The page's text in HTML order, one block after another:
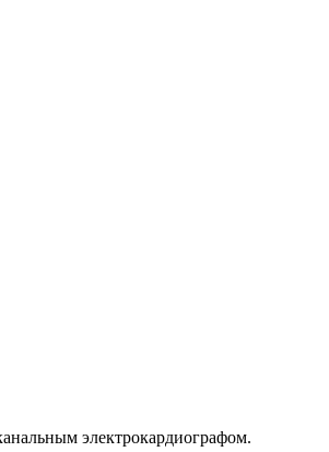
электрокардиографом.